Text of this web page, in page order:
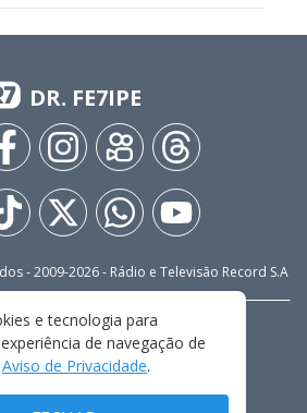
DR. FE7IPE
- 2009-2026- Rádio e Televisão Record S.A
FALE CONOSCO
PRIVACIDADE
E CONDIÇÕES DE USO
e tecnologia para
de navegação de
Aviso de Privacidade.